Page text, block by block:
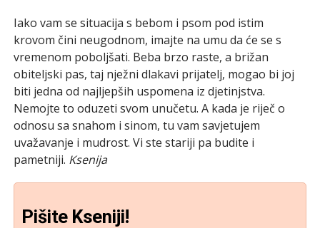
Iako vam se situacija s bebom i psom pod istim
krovom čini neugodnom, imajte na umu da će se s
vremenom poboljšati. Beba brzo raste, a brižan
obiteljski pas, taj nježni dlakavi prijatelj, mogao bi joj
biti jedna od najljepših uspomena iz djetinjstva.
Nemojte to oduzeti svom unučetu. A kada je riječ o
odnosu sa snahom i sinom, tu vam savjetujem
uvažavanje i mudrost. Vi ste stariji pa budite i
pametniji. Ksenija
Pišite Kseniji!